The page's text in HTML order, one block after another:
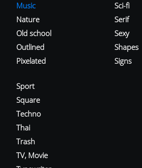
Music
Nature
Old school
Outlined
Pixelated
Sci-fi
Serif
Sexy
Shapes
Signs
Sport
Square
Techno
Thai
Trash
TV, Movie